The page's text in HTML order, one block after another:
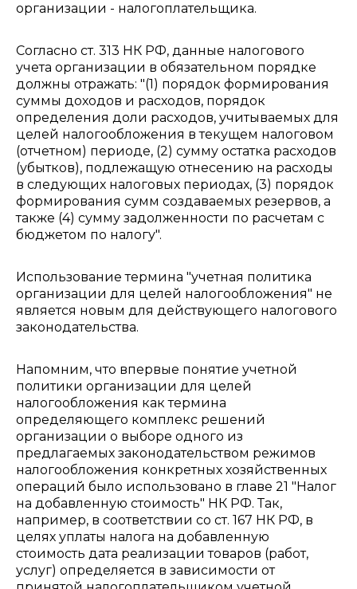
организации - налогоплательщика.
Согласно ст. 313 НК РФ, данные налогового
учета организации в обязательном порядке
должны отражать: "(1) порядок формирования
суммы доходов и расходов, порядок
определения доли расходов, учитываемых для
целей налогообложения в текущем налоговом
(отчетном) периоде, (2) сумму остатка расходов
(убытков), подлежащую отнесению на расходы
в следующих налоговых периодах, (3) порядок
формирования сумм создаваемых резервов, а
также (4) сумму задолженности по расчетам с
бюджетом по налогу".
Использование термина "учетная политика
организации для целей налогообложения" не
является новым для действующего налогового
законодательства.
Напомним, что впервые понятие учетной
политики организации для целей
налогообложения как термина
определяющего комплекс решений
организации о выборе одного из
предлагаемых законодательством режимов
налогообложения конкретных хозяйственных
операций было использовано в главе 21 "Налог
на добавленную стоимость" НК РФ. Так,
например, в соответствии со ст. 167 НК РФ, в
целях уплаты налога на добавленную
стоимость дата реализации товаров (работ,
услуг) определяется в зависимости от